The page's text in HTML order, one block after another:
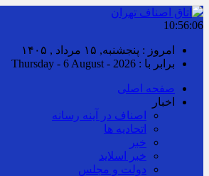
10:56:06
امروز : پنجشنبه, ۱۵ مرداد , ۱۴۰۵
برابر با : Thursday - 6 August - 2026
صفحه اصلی
اخبار
اصناف در آینه رسانه
اتحادیه ها
خبر
خبر اسلايد
دولت و مجلس